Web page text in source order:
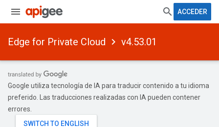
ACCEDER
Edge for Private Cloud v4.53.01
Google utiliza tecnología de IA para traducir contenido a tu idioma
preferido. Las traducciones realizadas con IA pueden contener
errores.